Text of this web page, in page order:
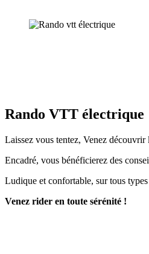
Rando VTT électrique
Laissez vous tentez, Venez
Encadré, vous bénéficierez des
Ludique et confortable, sur tous
Venez rider en toute sérénité !